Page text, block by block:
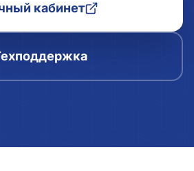
кабинет